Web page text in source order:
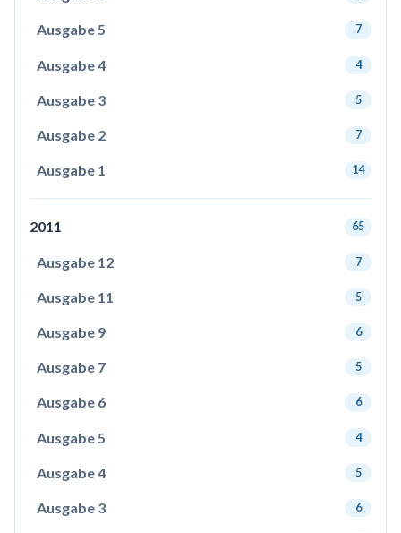
Ausgabe 5 7
Ausgabe 4 4
Ausgabe 3 5
Ausgabe 2 7
Ausgabe 1 14
2011 65
Ausgabe 12 7
Ausgabe 11 5
Ausgabe 9 6
Ausgabe 7 5
Ausgabe 6 6
Ausgabe 5 4
Ausgabe 4 5
Ausgabe 3 6